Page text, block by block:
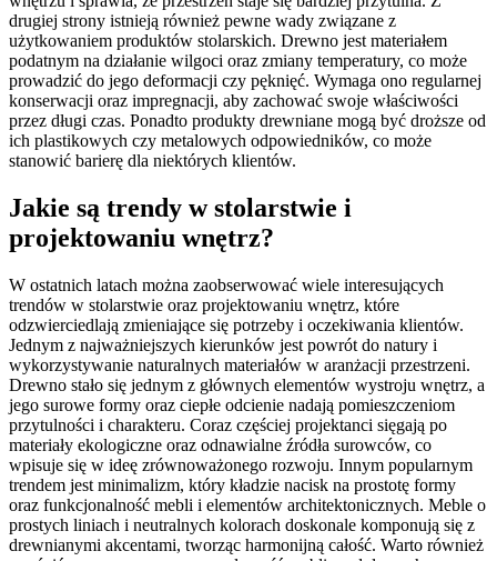
drugiej strony istnieją również pewne wady związane z
użytkowaniem produktów stolarskich. Drewno jest materiałem
podatnym na działanie wilgoci oraz zmiany temperatury, co może
prowadzić do jego deformacji czy pęknięć. Wymaga ono regularnej
konserwacji oraz impregnacji, aby zachować swoje właściwości
przez długi czas. Ponadto produkty drewniane mogą być droższe od
ich plastikowych czy metalowych odpowiedników, co może
stanowić barierę dla niektórych klientów.
Jakie są trendy w stolarstwie i
projektowaniu wnętrz?
W ostatnich latach można zaobserwować wiele interesujących
trendów w stolarstwie oraz projektowaniu wnętrz, które
odzwierciedlają zmieniające się potrzeby i oczekiwania klientów.
Jednym z najważniejszych kierunków jest powrót do natury i
wykorzystywanie naturalnych materiałów w aranżacji przestrzeni.
Drewno stało się jednym z głównych elementów wystroju wnętrz, a
jego surowe formy oraz ciepłe odcienie nadają pomieszczeniom
przytulności i charakteru. Coraz częściej projektanci sięgają po
materiały ekologiczne oraz odnawialne źródła surowców, co
wpisuje się w ideę zrównoważonego rozwoju. Innym popularnym
trendem jest minimalizm, który kładzie nacisk na prostotę formy
oraz funkcjonalność mebli i elementów architektonicznych. Meble o
prostych liniach i neutralnych kolorach doskonale komponują się z
drewnianymi akcentami, tworząc harmonijną całość. Warto również